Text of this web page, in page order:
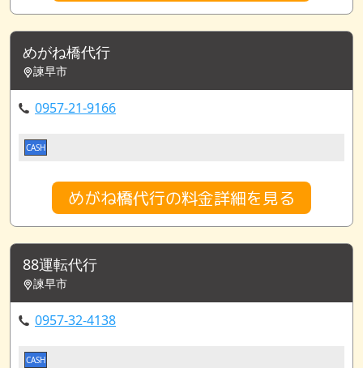
めがね橋代行
諫早市
0957-21-9166
CASH
めがね橋代行の料金詳細を見る
88運転代行
諫早市
0957-32-4138
CASH